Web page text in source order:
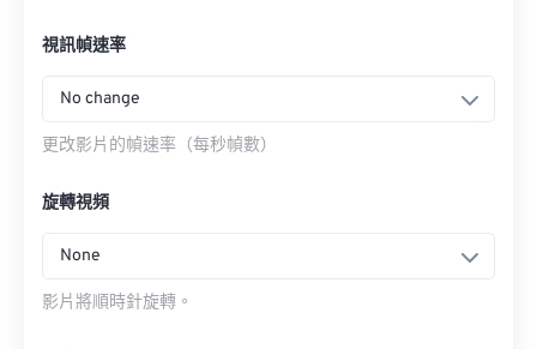
視訊幀速率
No change
更改影片的幀速率（每秒幀數）
旋轉視頻
None
影片將順時針旋轉。